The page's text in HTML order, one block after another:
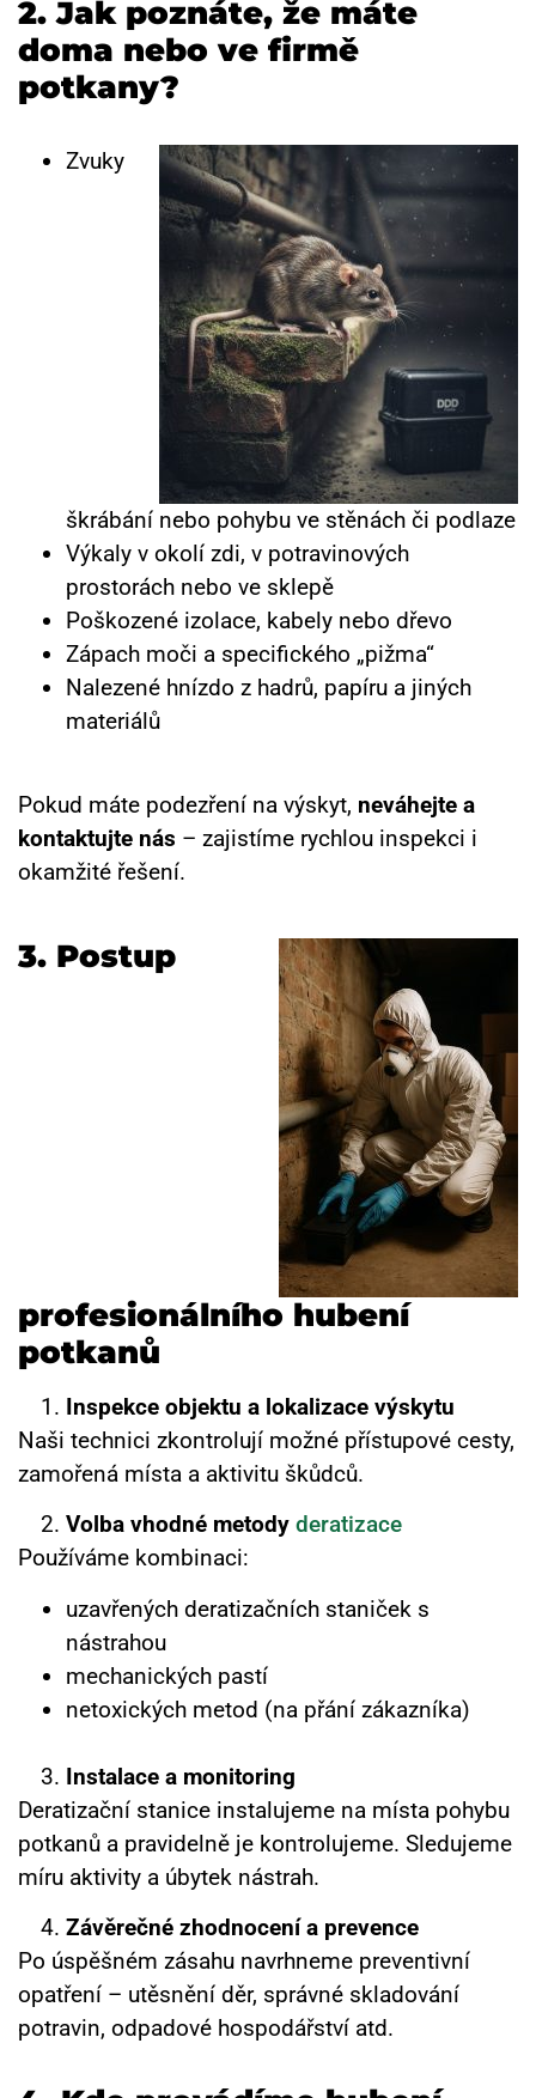
2. Jak poznáte, že máte
doma nebo ve firmě
potkany?
Zvuky
škrábání nebo pohybu ve stěnách či podlaze
Výkaly v okolí zdi, v potravinových
prostorách nebo ve sklepě
Poškozené izolace, kabely nebo dřevo
Zápach moči a specifického „pižma“
Nalezené hnízdo z hadrů, papíru a jiných
materiálů
Pokud máte podezření na výskyt, neváhejte a
kontaktujte nás – zajistíme rychlou inspekci i
okamžité řešení.
3. Postup
profesionálního hubení
potkanů
Inspekce objektu a lokalizace výskytu
Naši technici zkontrolují možné přístupové cesty,
zamořená místa a aktivitu škůdců.
Volba vhodné metody deratizace
Používáme kombinaci:
uzavřených deratizačních staniček s
nástrahou
mechanických pastí
netoxických metod (na přání zákazníka)
Instalace a monitoring
Deratizační stanice instalujeme na místa pohybu
potkanů a pravidelně je kontrolujeme. Sledujeme
míru aktivity a úbytek nástrah.
Závěrečné zhodnocení a prevence
Po úspěšném zásahu navrhneme preventivní
opatření – utěsnění děr, správné skladování
potravin, odpadové hospodářství atd.